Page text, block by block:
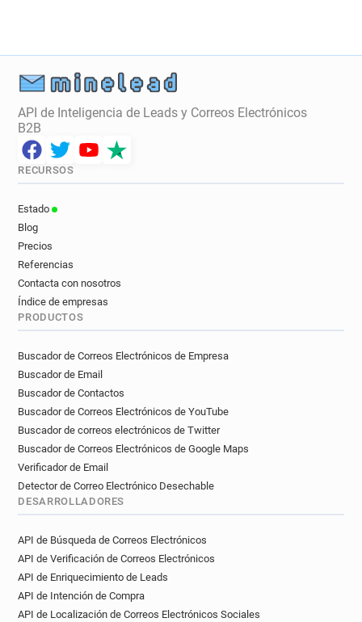
p**********@sainsburysbank.co.uk
f************@sainsburysbank.co.uk
n******@sainsburysbank.co.uk
j******@sainsburysbank.co.uk
g***********@sainsburysbank.co.uk
API de Inteligencia de Leads y Correos Electrónicos
B2B
RECURSOS
Estado
Blog
Precios
Referencias
Contacta con nosotros
Índice de empresas
PRODUCTOS
Buscador de Correos Electrónicos de Empresa
Buscador de Email
Buscador de Contactos
Buscador de Correos Electrónicos de YouTube
Buscador de correos electrónicos de Twitter
Buscador de Correos Electrónicos de Google Maps
Verificador de Email
Detector de Correo Electrónico Desechable
DESARROLLADORES
API de Búsqueda de Correos Electrónicos
API de Verificación de Correos Electrónicos
API de Enriquecimiento de Leads
API de Intención de Compra
API de Localización de Correos Electrónicos Sociales